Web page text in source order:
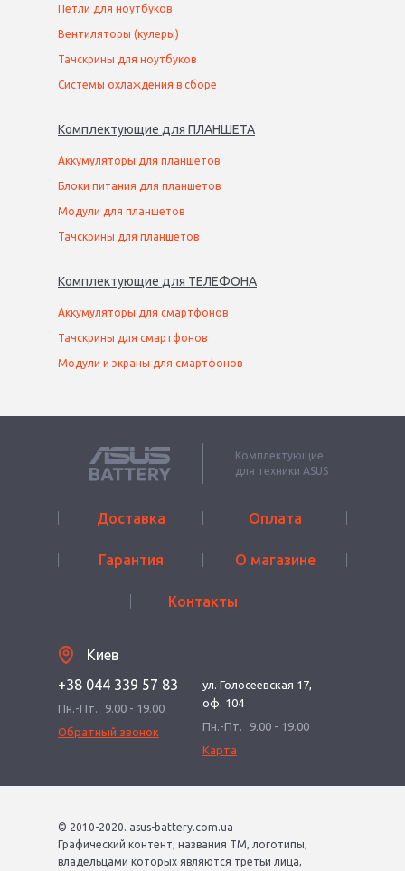
Петли для ноутбуков
Вентиляторы (кулеры)
Тачскрины для ноутбуков
Системы охлаждения в сборе
Комплектующие для ПЛАНШЕТА
Аккумуляторы для планшетов
Блоки питания для планшетов
Модули для планшетов
Тачскрины для планшетов
Комплектующие для ТЕЛЕФОНА
Аккумуляторы для смартфонов
Тачскрины для смартфонов
Модули и экраны для смартфонов
Комплектующие
для техники ASUS
Доставка Оплата
Гарантия О магазине
Контакты
Киев
+38 044 339 57 83
Пн.-Пт.
9.00 - 19.00
Обратный звонок
ул. Голосеевская 17,
оф. 104
Пн.-Пт.
9.00 - 19.00
Карта
© 2010-2020. asus-battery.com.ua
Графический контент, названия ТМ, логотипы,
владельцами которых являются третьи лица,